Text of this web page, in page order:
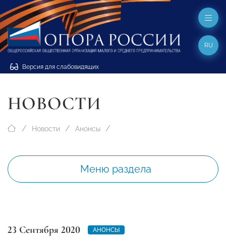
Версия для слабовидящих
RU
НОВОСТИ
Новости Анонсы
Меню раздела
23 Сентября 2020 АНОНСЫ